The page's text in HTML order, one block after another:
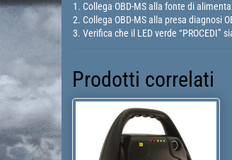
1. Collega OBD-MS alla fonte di
2. Collega OBD-MS alla presa diagnosi
3. Verifica che il LED verde “PROCEDI”
Prodotti correlati